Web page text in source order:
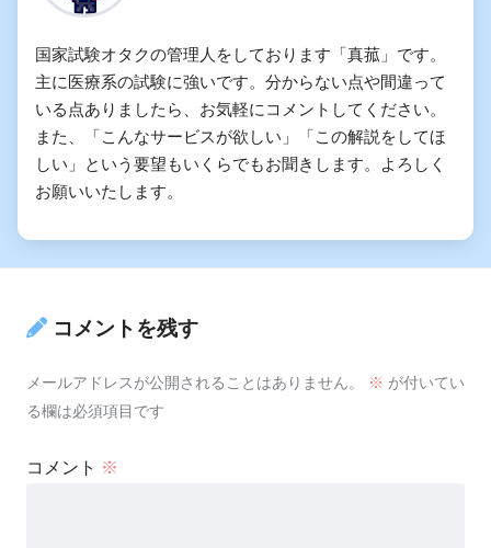
国家試験オタクの管理人をしております「真菰」です。
主に医療系の試験に強いです。分からない点や間違って
いる点ありましたら、お気軽にコメントしてください。
また、「こんなサービスが欲しい」「この解説をしてほ
しい」という要望もいくらでもお聞きします。よろしく
お願いいたします。
コメントを残す
メールアドレスが公開されることはありません。 ※ が付いてい
る欄は必須項目です
コメント ※